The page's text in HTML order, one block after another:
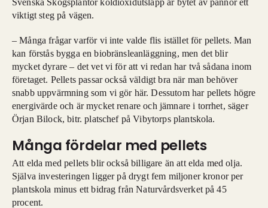
Svenska Skogsplantor koldioxidutsläpp är bytet av pannor ett
viktigt steg på vägen.
– Många frågar varför vi inte valde flis istället för pellets. Man
kan förstås bygga en biobränsleanläggning, men det blir
mycket dyrare – det vet vi för att vi redan har två sådana inom
företaget. Pellets passar också väldigt bra när man behöver
snabb uppvärmning som vi gör här. Dessutom har pellets högre
energivärde och är mycket renare och jämnare i torrhet, säger
Örjan Bilock, bitr. platschef på Vibytorps plantskola.
Många fördelar med pellets
Att elda med pellets blir också billigare än att elda med olja.
Själva investeringen ligger på drygt fem miljoner kronor per
plantskola minus ett bidrag från Naturvårdsverket på 45
procent.